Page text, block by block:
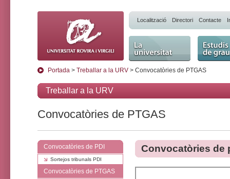
Localització Directori Contacte
La Universitat Estudis
Portada > Treballar a la URV > Convocatòries de PTGAS
Treballar a la URV
Convocatòries de PTGAS
Convocatòries de PDI
Sortejos tribunals PDI
Convocatòries de PTGAS
Convocatòries de